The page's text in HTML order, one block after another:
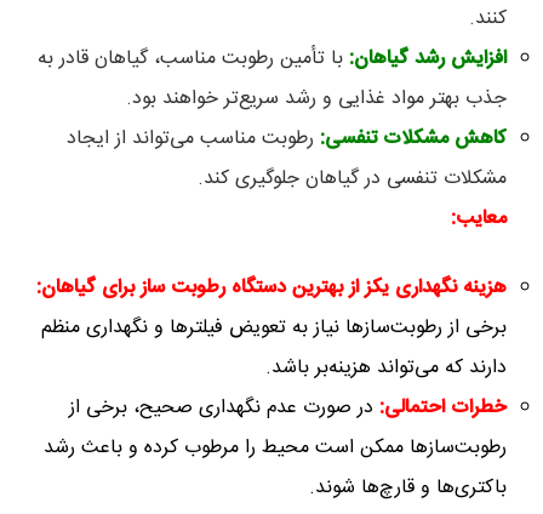
کنند.
افزایش رشد گیاهان: با تأمین رطوبت مناسب، گیاهان قادر به
جذب بهتر مواد غذایی و رشد سریع‌تر خواهند بود.
کاهش مشکلات تنفسی: رطوبت مناسب می‌تواند از ایجاد
مشکلات تنفسی در گیاهان جلوگیری کند.
معایب:
هزینه نگهداری یکز از بهترین دستگاه‌ رطوبت ساز برای گیاهان:
برخی از رطوبت‌سازها نیاز به تعویض فیلترها و نگهداری منظم
دارند که می‌تواند هزینه‌بر باشد.
خطرات احتمالی: در صورت عدم نگهداری صحیح، برخی از
رطوبت‌سازها ممکن است محیط را مرطوب کرده و باعث رشد
باکتری‌ها و قارچ‌ها شوند.